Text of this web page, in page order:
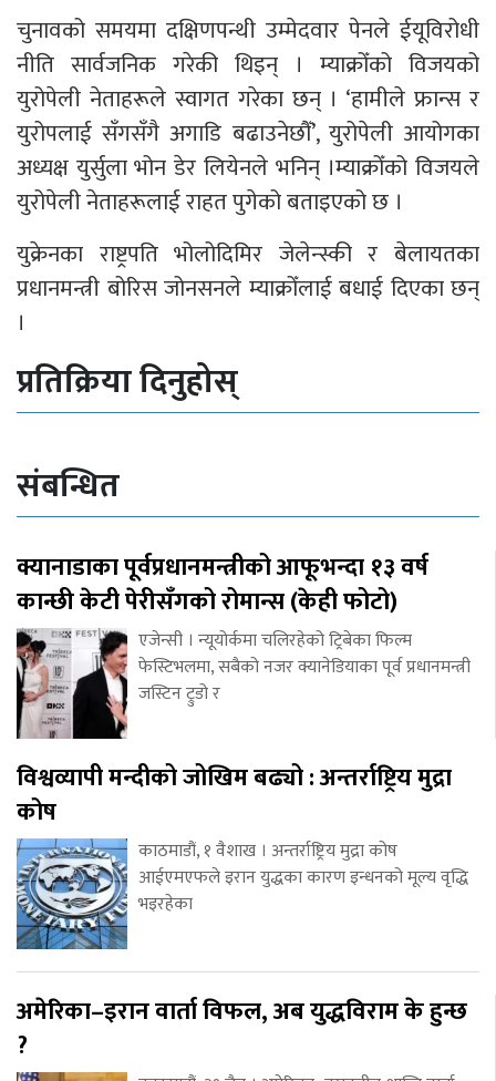
चुनावको समयमा दक्षिणपन्थी उम्मेदवार पेनले ईयूविरोधी
नीति सार्वजनिक गरेकी थिइन् । म्याक्रोँको विजयको
युरोपेली नेताहरूले स्वागत गरेका छन् । ‘हामीले फ्रान्स र
युरोपलाई सँगसँगै अगाडि बढाउनेछौँ’, युरोपेली आयोगका
अध्यक्ष युर्सुला भोन डेर लियेनले भनिन् ।म्याक्रोँको विजयले
युरोपेली नेताहरूलाई राहत पुगेको बताइएको छ ।
युक्रेनका राष्ट्रपति भोलोदिमिर जेलेन्स्की र बेलायतका
प्रधानमन्त्री बोरिस जोनसनले म्याक्रोँलाई बधाई दिएका छन्
।
प्रतिक्रिया दिनुहोस्
संबन्धित
क्यानाडाका पूर्वप्रधानमन्त्रीको आफूभन्दा १३ वर्ष
कान्छी केटी पेरीसँगको रोमान्स (केही फोटो)
एजेन्सी । न्यूयोर्कमा चलिरहेको ट्रिबेका फिल्म
फेस्टिभलमा, सबैको नजर क्यानेडियाका पूर्व प्रधानमन्त्री
जस्टिन ट्रुडो र
विश्वव्यापी मन्दीको जोखिम बढ्यो : अन्तर्राष्ट्रिय मुद्रा
कोष
काठमाडौं, १ वैशाख । अन्तर्राष्ट्रिय मुद्रा कोष
आईएमएफले इरान युद्धका कारण इन्धनको मूल्य वृद्धि
भइरहेका
अमेरिका–इरान वार्ता विफल, अब युद्धविराम के हुन्छ
?